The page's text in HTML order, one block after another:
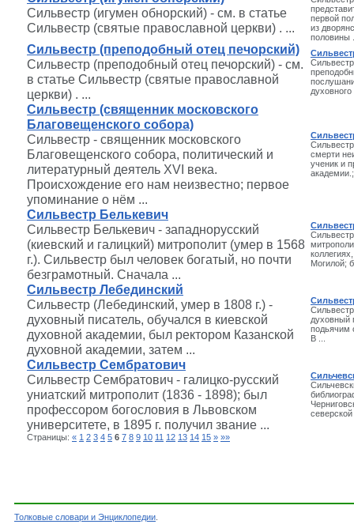
Сильвестр (игумен обнорский) - см. в статье
Сильвестр (святые православной церкви) . ...
первой
из
половины
Сильвестр (преподобный отец печорский)
Сильвестр (преподобный отец печорский) - см.
в статье Сильвестр (святые православной
церкви) . ...
Сильвестр (священник московского
Благовещенского собора)
Сильвестр - священник московского
Благовещенского собора, политический и
литературный деятель XVI века.
Происхождение его нам неизвестно; первое
упоминание о нём ...
смерти
ученик и
Сильвестр Белькевич
Сильвестр Белькевич - западнорусский
(киевский и галицкий) митрополит (умер в 1568
г.). Сильвестр был человек богатый, но почти
безграмотный. Сначала ...
Могилой;
Сильвестр Лебединский
Сильвестр (Лебединский, умер в 1808 г.) -
духовный писатель, обучался в киевской
духовной академии, был ректором Казанской
духовной академии, затем ...
духовный
подьячим
В ...
Сильвестр Сембратович
Сильвестр Сембратович - галицко-русский
униатский митрополит (1836 - 1898); был
профессором богословия в Львовском
университете, в 1895 г. получил звание ...
северской
Страницы: « 1 2 3 4 5 6 7 8 9 10 11 12 13 14 15 » »»
Толковые словари и Энциклопедии